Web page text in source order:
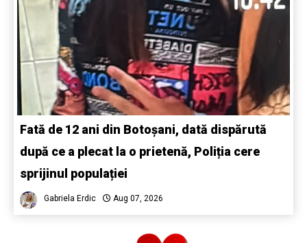
Fată de 12 ani din Botoșani, dată dispărută
după ce a plecat la o prietenă, Poliția cere
sprijinul populației
Gabriela Erdic Aug 07, 2026